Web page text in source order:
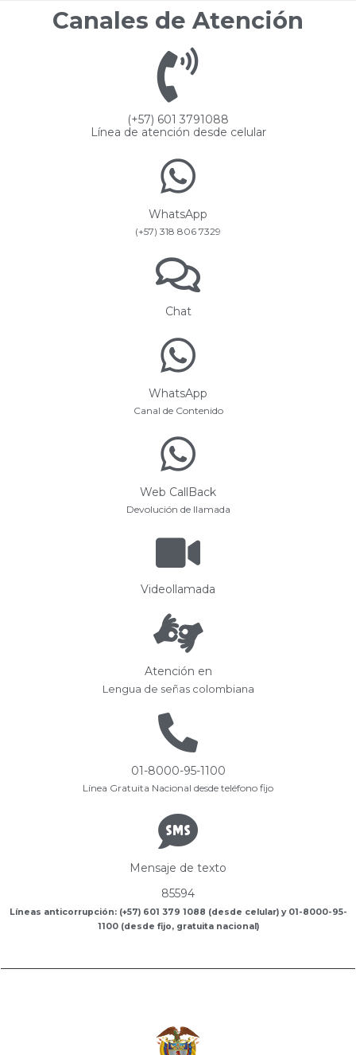
Canales de Atención
(+57) 601 3791088
Línea de atención desde celular
WhatsApp
(+57) 318 806 7329
Chat
WhatsApp
Canal de Contenido
Web CallBack
Devolución de llamada
Videollamada
Atención en
Lengua de señas colombiana
01-8000-95-1100
Línea Gratuita Nacional desde teléfono fijo
Mensaje de texto
85594
Líneas anticorrupción: (+57) 601 379 1088 (desde celular) y 01-8000-95-
1100 (desde fijo, gratuita nacional)